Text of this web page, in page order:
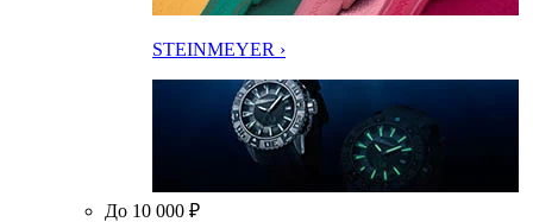
STEINMEYER ›
До 10 000 ₽